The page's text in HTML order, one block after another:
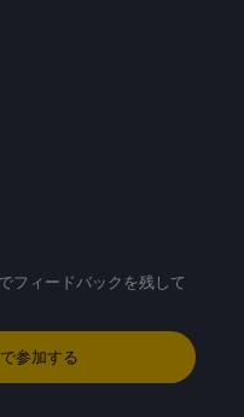
フィードバックを残して
参加する